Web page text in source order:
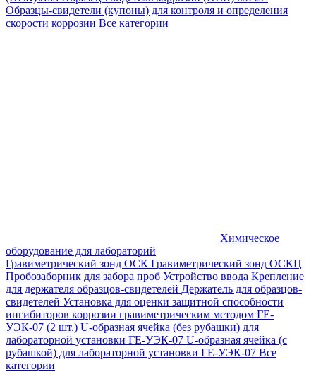
Образцы-свидетели (купоны) для контроля и определения
скорости коррозии Все категории
Химическое
оборудование для лабораторий
Гравиметрический зонд ОСК Гравиметрический зонд ОСКЦ
Пробозаборник для забора проб Устройство ввода Крепление
для держателя образцов-свидетелей Держатель для образцов-
свидетелей Установка для оценки защитной способности
ингибиторов коррозии гравиметрическим методом ГЕ-
УЭК-07 (2 шт.) U-образная ячейка (без рубашки) для
лабораторной установки ГЕ-УЭК-07 U-образная ячейка (с
рубашкой) для лабораторной установки ГЕ-УЭК-07 Все
категории